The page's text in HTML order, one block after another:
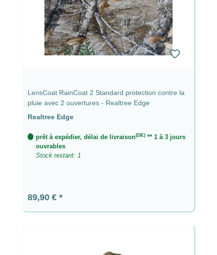
LensCoat RainCoat 2 Standard protection contre la
pluie avec 2 ouvertures - Realtree Edge
Realtree Edge
prêt à expédier, délai de livraison(DE)** 1 à 3 jours
ouvrables
Stock restant: 1
Prix régulier :
89,90 €